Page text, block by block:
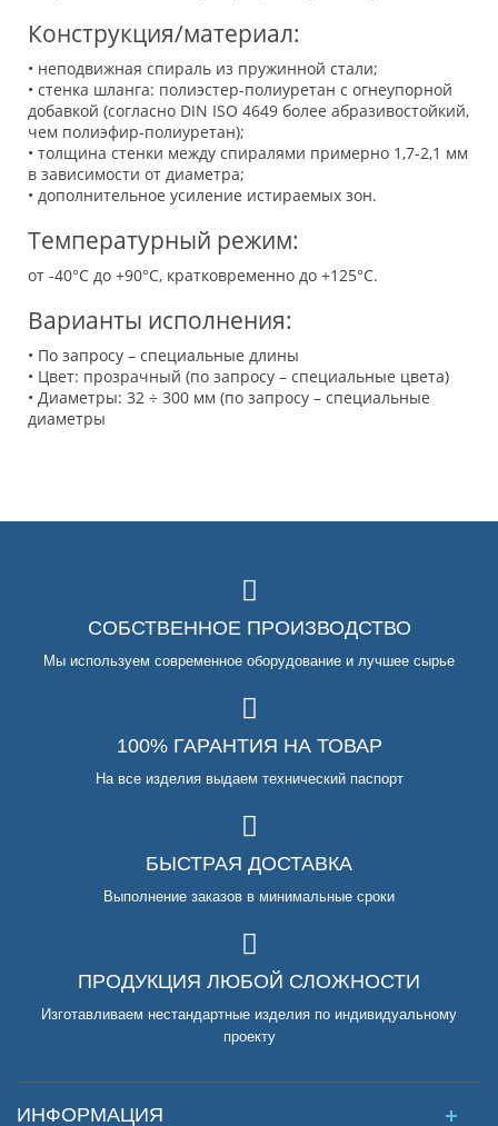
Конструкция/материал:
• неподвижная спираль из пружинной стали;
• стенка шланга: полиэстер-полиуретан с огнеупорной
добавкой (согласно DIN ISO 4649 более абразивостойкий,
чем полиэфир-полиуретан);
• толщина стенки между спиралями примерно 1,7-2,1 мм
в зависимости от диаметра;
• дополнительное усиление истираемых зон.
Температурный режим:
от -40°C до +90°C, кратковременно до +125°C.
Варианты исполнения:
• По запросу – специальные длины
• Цвет: прозрачный (по запросу – специальные цвета)
• Диаметры: 32 ÷ 300 мм (по запросу – специальные
диаметры
СОБСТВЕННОЕ ПРОИЗВОДСТВО
Мы используем современное оборудование и лучшее сырье
100% ГАРАНТИЯ НА ТОВАР
На все изделия выдаем технический паспорт
БЫСТРАЯ ДОСТАВКА
Выполнение заказов в минимальные сроки
ПРОДУКЦИЯ ЛЮБОЙ СЛОЖНОСТИ
Изготавливаем нестандартные изделия по индивидуальному
проекту
ИНФОРМАЦИЯ